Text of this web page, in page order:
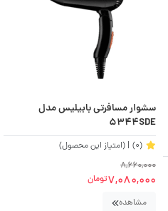
سشوار مسافرتی بابیلیس مدل
5344SDE
(0)
| (امتیاز این محصول)
8,660,000
7,080,000تومان
مشاهده